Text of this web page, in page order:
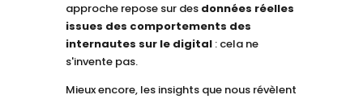
approche repose sur des données réelles
issues des comportements des
internautes sur le digital: cela ne
s'invente pas.
Mieux encore, les insights que nous révèlent